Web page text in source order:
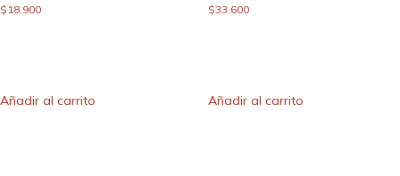
$ 18.900
Añadir al carrito
$33.600
Añadir al carrito